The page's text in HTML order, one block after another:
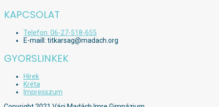
KAPCSOLAT
Telefon: 06-27-518-655
E-maill: titkarsag@madach.org
GYORSLINKEK
Hírek
Kréta
Impresszum